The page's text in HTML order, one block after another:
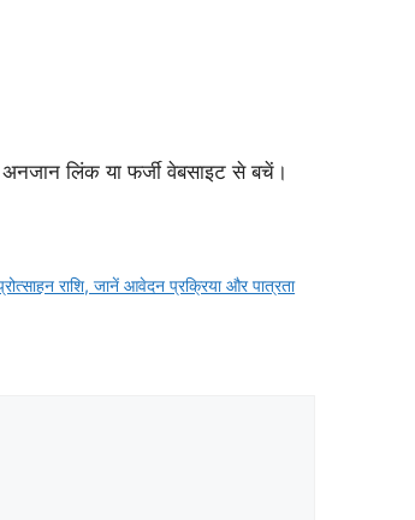
लिंक या फर्जी वेबसाइट से बचें।
राशि, जानें आवेदन प्रक्रिया और पात्रता